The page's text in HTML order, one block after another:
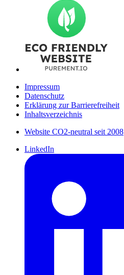
Impressum
Datenschutz
Erklärung zur Barrierefreiheit
Inhaltsverzeichnis
Website CO2-neutral seit 2008
LinkedIn